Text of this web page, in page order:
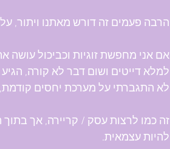
הרבה פעמים זה דורש מאתנו ויתור,
אם אני מחפשת זוגיות וכביכול
למלא דייטים ושום דבר לא קורה,
לא התגברתי על מערכת יחסים
זה כמו לרצות עסק / קריירה, אך בתוך
להיות עצמאית.